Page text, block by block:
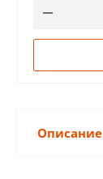
Описание